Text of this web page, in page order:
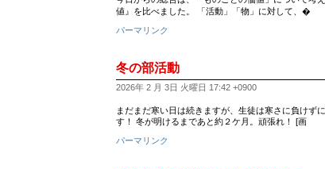
値』を比べました。 「活動」「物」に対して、�
パーマリンク
冬の部活動
2026年 2 月 3日 火曜日 17:42 +0900
まだまだ寒い日は続きますが、生徒は寒さに負けず
す！ 冬が明けるまであと約２ケ月。頑張れ！ [画
パーマリンク